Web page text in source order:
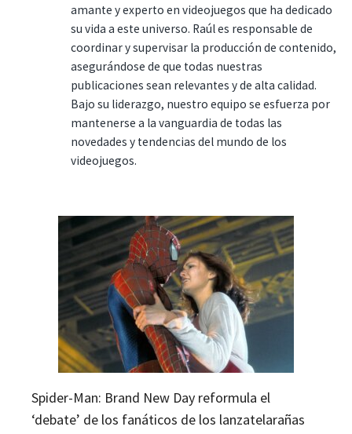
amante y experto en videojuegos que ha dedicado
su vida a este universo. Raúl es responsable de
coordinar y supervisar la producción de contenido,
asegurándose de que todas nuestras
publicaciones sean relevantes y de alta calidad.
Bajo su liderazgo, nuestro equipo se esfuerza por
mantenerse a la vanguardia de todas las
novedades y tendencias del mundo de los
videojuegos.
Spider-Man: Brand New Day reformula el
‘debate’ de los fanáticos de los lanzatelarañas